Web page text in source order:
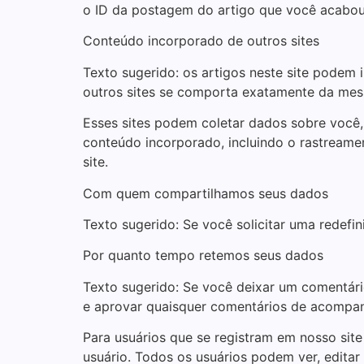
o ID da postagem do artigo que você
Conteúdo incorporado de outros sites
Texto sugerido: os artigos neste site
outros sites se comporta exatamente da
Esses sites podem coletar dados sobre
conteúdo incorporado, incluindo o
site.
Com quem compartilhamos seus dados
Texto sugerido: Se você solicitar uma
Por quanto tempo retemos seus dados
Texto sugerido: Se você deixar um
e aprovar quaisquer comentários de
Para usuários que se registram em nosso
usuário. Todos os usuários podem ver,